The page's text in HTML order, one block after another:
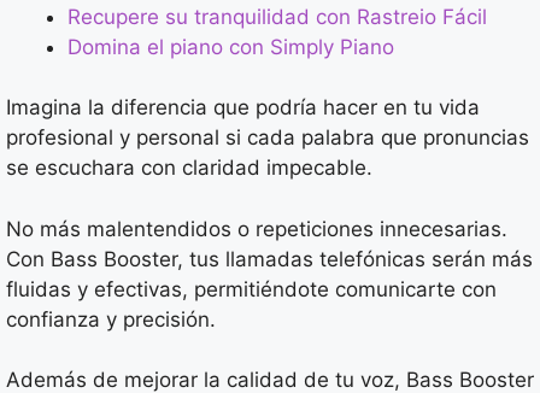
Recupere su tranquilidad con Rastreio Fácil
Domina el piano con Simply Piano
Imagina la diferencia que podría hacer en tu vida
profesional y personal si cada palabra que pronuncias
se escuchara con claridad impecable.
No más malentendidos o repeticiones innecesarias.
Con Bass Booster, tus llamadas telefónicas serán más
fluidas y efectivas, permitiéndote comunicarte con
confianza y precisión.
Además de mejorar la calidad de tu voz, Bass Booster